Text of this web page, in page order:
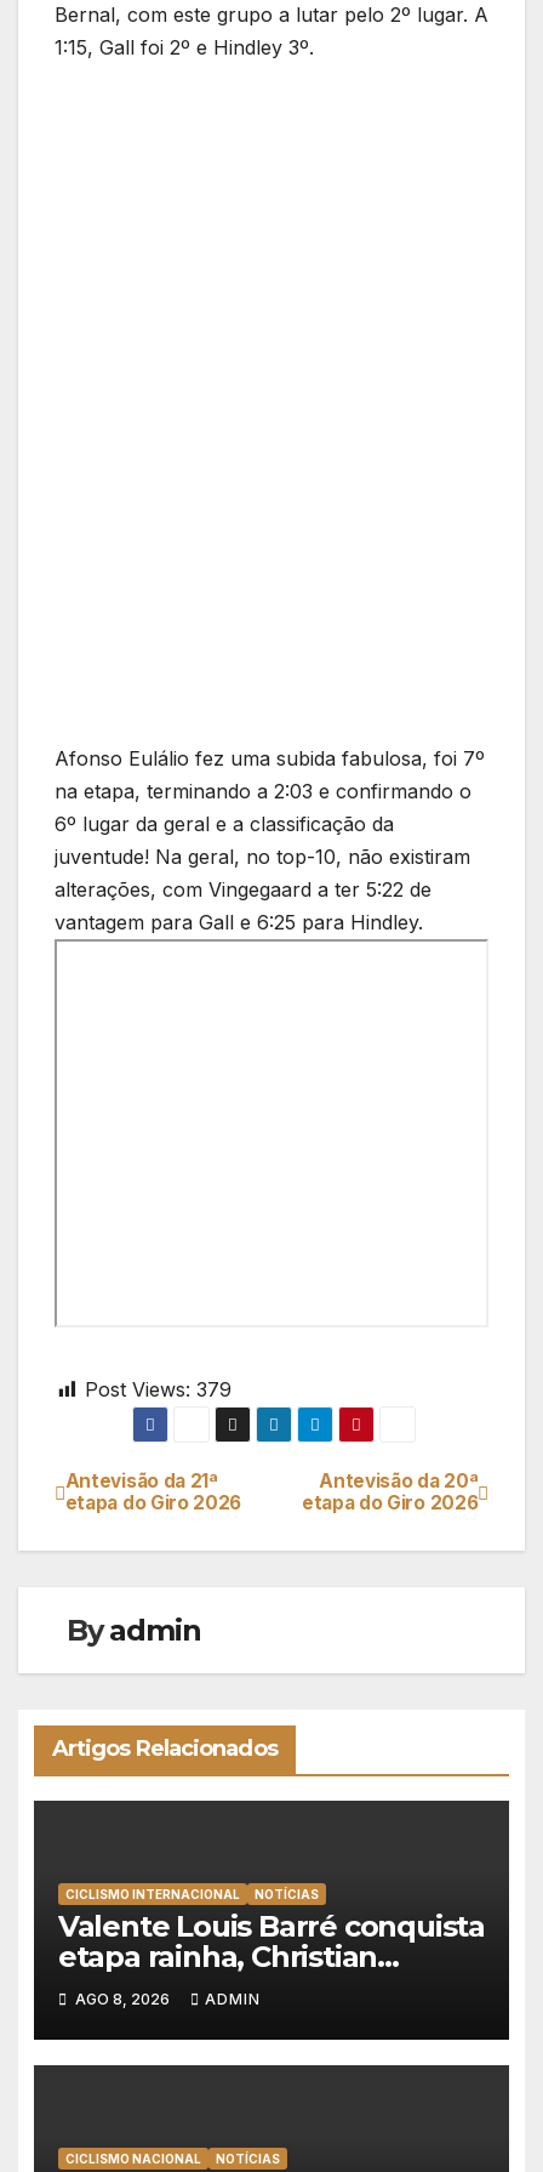
Bernal, com este grupo a lutar pelo 2º lugar. A
1:15, Gall foi 2º e Hindley 3º.
Afonso Eulálio fez uma subida fabulosa, foi 7º
na etapa, terminando a 2:03 e confirmando o
6º lugar da geral e a classificação da
juventude! Na geral, no top-10, não existiram
alterações, com Vingegaard a ter 5:22 de
vantagem para Gall e 6:25 para Hindley.
Post Views: 379
Navegação
de
Antevisão da 20ª
etapa do Giro 2026
Antevisão da 21ª
etapa do Giro 2026
Byadmin
Artigos Relacionados
CICLISMO INTERNACIONAL NOTÍCIAS
Valente Louis Barré conquista
etapa rainha, Christian
Scaroni é o novo líder da
Volta a Polónia
AGO 8, 2026 ADMIN
CICLISMO NACIONAL NOTÍCIAS